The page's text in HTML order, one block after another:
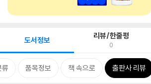
도서정보 리뷰/한줄평
0
류 품목정보 책 속으로 출판사 리뷰